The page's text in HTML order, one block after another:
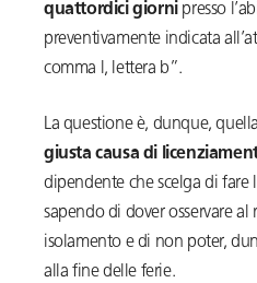
quattordici giorni presso
preventivamente indicata
comma l, lettera b”.
La questione è, dunque,
giusta causa di
dipendente che scelga di fare
sapendo di dover osservare
isolamento e di non poter,
alla fine delle ferie.